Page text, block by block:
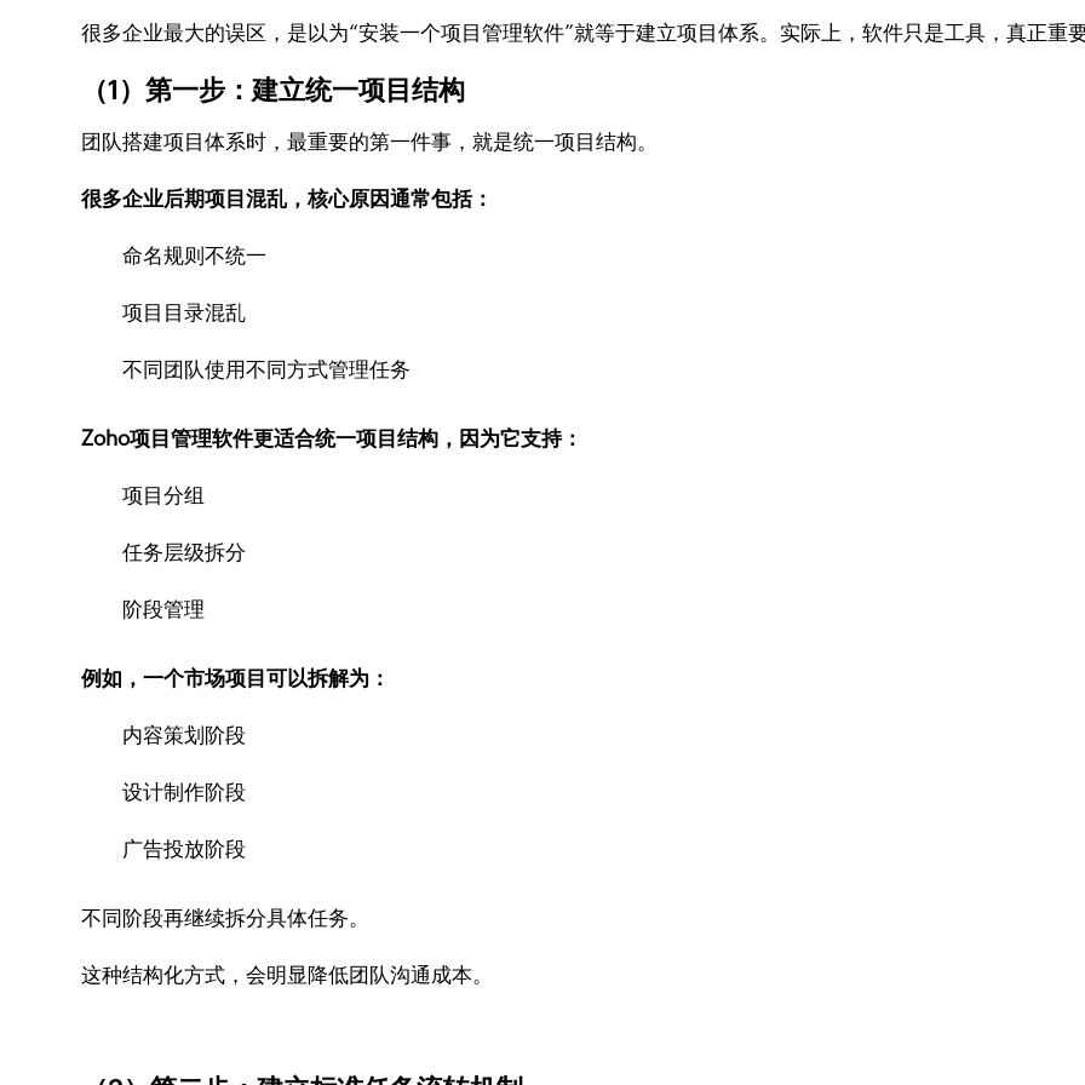
很多企业最大的误区，是以为“安装一个项目管理软件”就等于建立项目体系。实际上，软件只是工具，真正重
（1）第一步：建立统一项目结构
团队搭建项目体系时，最重要的第一件事，就是统一项目结构。
很多企业后期项目混乱，核心原因通常包括：
命名规则不统一
项目目录混乱
不同团队使用不同方式管理任务
Zoho项目管理软件更适合统一项目结构，因为它支持：
项目分组
任务层级拆分
阶段管理
例如，一个市场项目可以拆解为：
内容策划阶段
设计制作阶段
广告投放阶段
不同阶段再继续拆分具体任务。
这种结构化方式，会明显降低团队沟通成本。